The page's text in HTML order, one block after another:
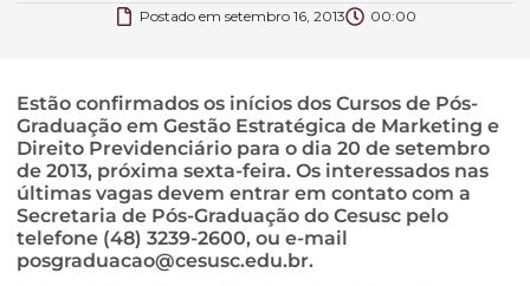
Postado em setembro 16, 2013 00:00
Estão confirmados os inícios dos Cursos de Pós-
Graduação em Gestão Estratégica de Marketing e
Direito Previdenciário para o dia 20 de setembro
de 2013, próxima sexta-feira. Os interessados nas
últimas vagas devem entrar em contato com a
Secretaria de Pós-Graduação do Cesusc pelo
telefone (48) 3239-2600, ou e-mail
posgraduacao@cesusc.edu.br.